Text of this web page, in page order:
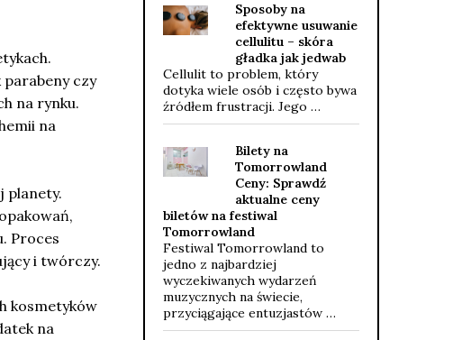
parabeny czy
na rynku.
na
planety.
Proces
i twórczy.
kosmetyków
na
Sposoby na
efektywne usuwanie
cellulitu – skóra
gładka jak jedwab
Cellulit to problem, który
dotyka wiele osób i często bywa
źródłem frustracji. Jego …
Bilety na
Tomorrowland
Ceny: Sprawdź
aktualne ceny
biletów na festiwal
Tomorrowland
Festiwal Tomorrowland to
jedno z najbardziej
wyczekiwanych wydarzeń
muzycznych na świecie,
przyciągające entuzjastów …